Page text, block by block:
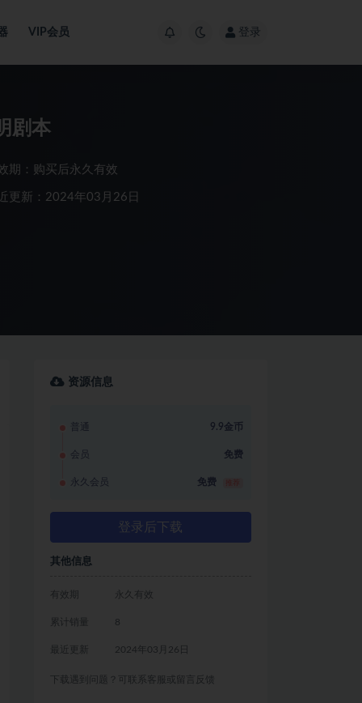
VIP会员 登录
剧本
期：购买后永久有效
更新：2024年03月26日
资源信息
普通 9.9金币
会员 免费
永久会员 免费
登录后下载
其他信息
有效期 永久有效
累计销量 8
最近更新 2024年03月26日
下载遇到问题？可联系客服或留言反馈